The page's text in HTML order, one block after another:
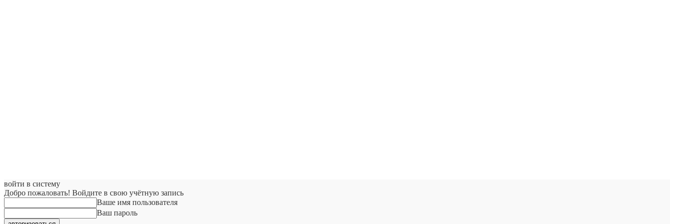
войти в систему
Добро пожаловать! Войдите в свою учётную запись
Ваше имя пользователя
Ваш пароль